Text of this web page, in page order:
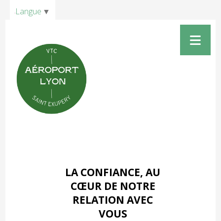
LA CONFIANCE, AU
CŒUR DE NOTRE
RELATION AVEC
VOUS
Langue ▼